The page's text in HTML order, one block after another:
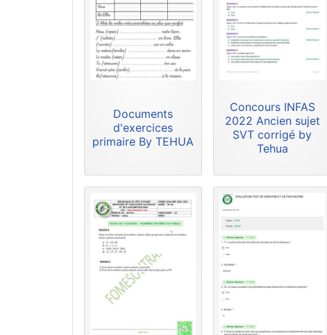
Documents
d'exercices
primaire By TEHUA
Concours INFAS
2022 Ancien sujet
SVT corrigé by
Tehua